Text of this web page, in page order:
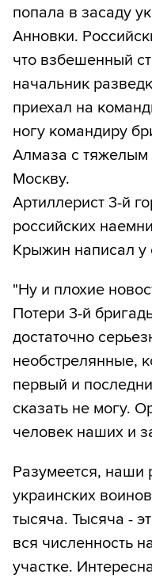
попала в засаду
Анновки.
что взбешенный
начальник
приехал на
ногу командиру
Алмаза с
Москву.
Артиллерист 3-й
российских
Крыжин написал у
"Ну и плохие
Потери 3-й
достаточно
необстрелянные,
первый и
сказать не могу.
человек наших и
Разумеется, наши
украинских
тысяча. Тысяча -
вся численность
участке.